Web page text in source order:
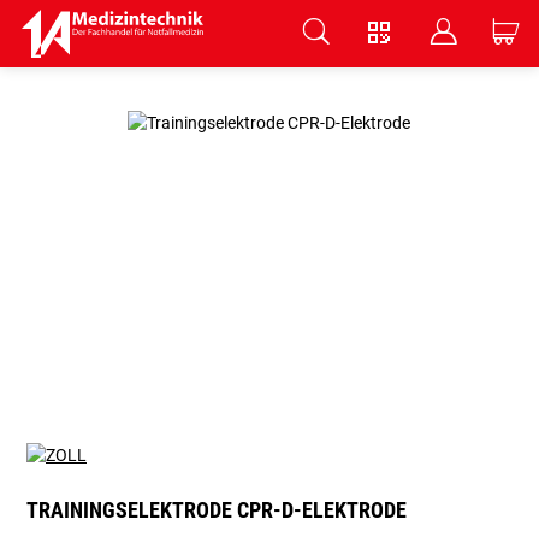
V B C
TRAININGSELEKTRODE CPR-D-ELEKTRODE